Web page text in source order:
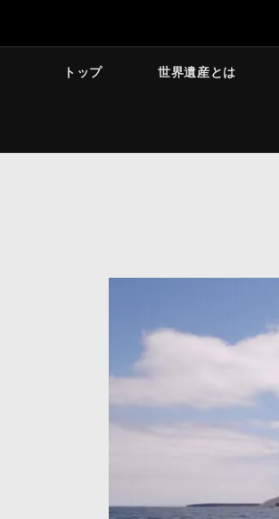
トップ 世界遺産とは